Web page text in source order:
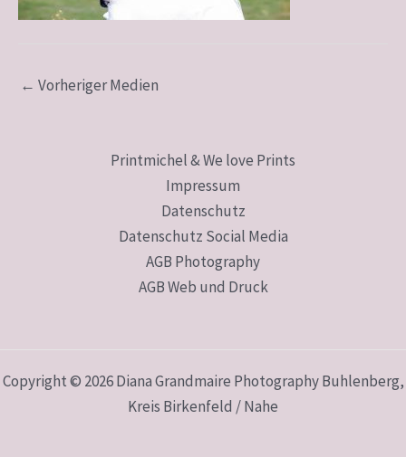
← Vorheriger Medien
Printmichel & We love Prints
Impressum
Datenschutz
Datenschutz Social Media
AGB Photography
AGB Web und Druck
Copyright © 2026 Diana Grandmaire Photography Buhlenberg,
Kreis Birkenfeld / Nahe